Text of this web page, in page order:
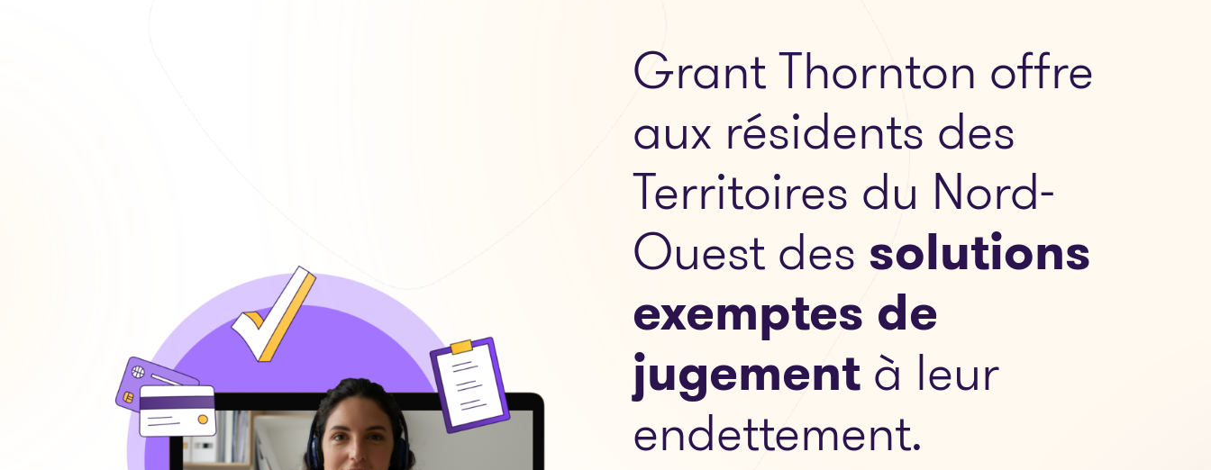
Grant Thornton offre
aux résidents des
Territoires du Nord-
Ouest des solutions
exemptes de
jugement à leur
endettement.